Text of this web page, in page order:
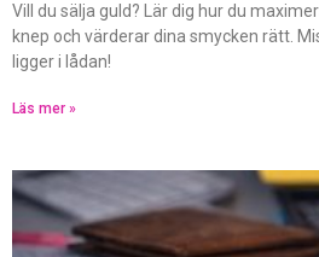
Vill du sälja guld? Lär dig hur du
knep och värderar dina smycken rätt.
ligger i lådan!
Läs mer »